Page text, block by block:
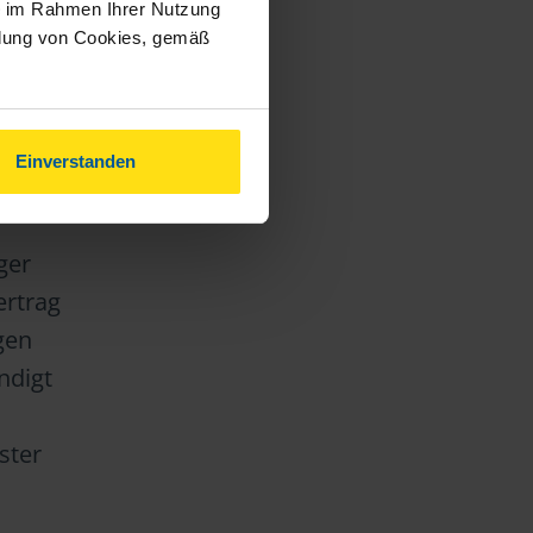
Rahmen Ihrer Nutzung
von Cookies, gemäß
Einverstanden
voll
Jahr